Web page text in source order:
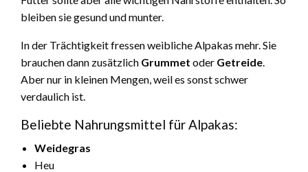
bleiben sie gesund und munter.
In der Trächtigkeit fressen weibliche Alpakas mehr. Sie
brauchen dann zusätzlich Grummet oder Getreide
Aber nur in kleinen Mengen, weil es sonst schwer
verdaulich ist.
Beliebte Nahrungsmittel für Alpakas:
Weidegras
Heu